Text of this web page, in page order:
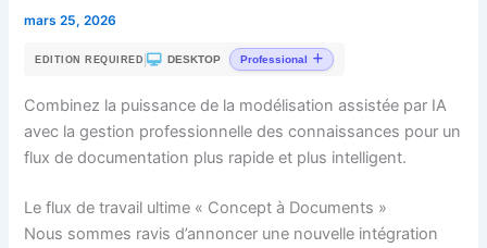
mars 25, 2026
EDITION REQUIRED | DESKTOP Professional
Combinez la puissance de la modélisation assistée par IA
avec la gestion professionnelle des connaissances pour un
flux de documentation plus rapide et plus intelligent.
Le flux de travail ultime « Concept à Documents »
Nous sommes ravis d’annoncer une nouvelle intégration